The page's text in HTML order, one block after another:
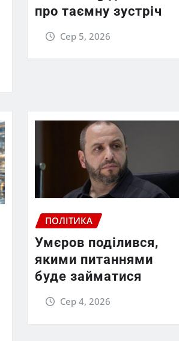
про таємну зустріч
Сер 5, 2026
ПОЛІТИКА
Умєров поділився,
якими питаннями
буде займатися
Сер 4, 2026